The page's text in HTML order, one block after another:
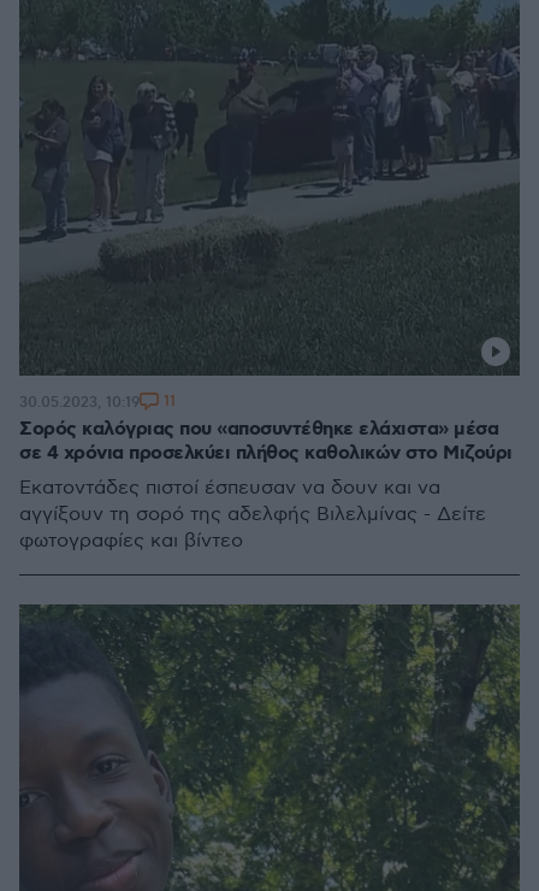
Σορός καλόγριας που «αποσυντέθηκε ελάχιστα» μέσα
σε 4 χρόνια προσελκύει πλήθος καθολικών στο Μιζούρι
Εκατοντάδες πιστοί έσπευσαν να δουν και να
αγγίξουν τη σορό της αδελφής Βιλελμίνας - Δείτε
φωτογραφίες και βίντεο
30.05.2023, 10:19 11